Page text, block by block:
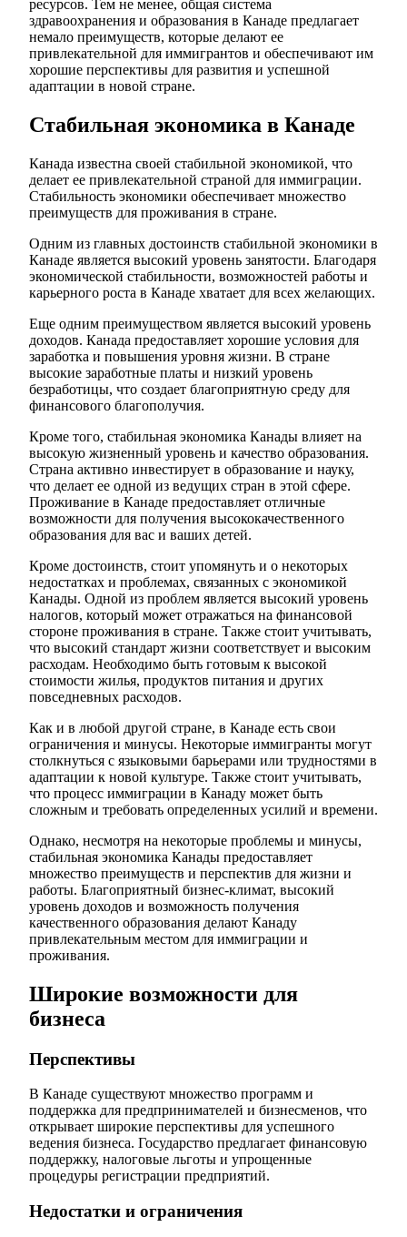
ресурсов. Тем не менее, общая система
здравоохранения и образования в Канаде предлагает
немало преимуществ, которые делают ее
привлекательной для иммигрантов и обеспечивают им
хорошие перспективы для развития и успешной
адаптации в новой стране.
Стабильная экономика в Канаде
Канада известна своей стабильной экономикой, что
делает ее привлекательной страной для иммиграции.
Стабильность экономики обеспечивает множество
преимуществ для проживания в стране.
Одним из главных достоинств стабильной экономики в
Канаде является высокий уровень занятости. Благодаря
экономической стабильности, возможностей работы и
карьерного роста в Канаде хватает для всех желающих.
Еще одним преимуществом является высокий уровень
доходов. Канада предоставляет хорошие условия для
заработка и повышения уровня жизни. В стране
высокие заработные платы и низкий уровень
безработицы, что создает благоприятную среду для
финансового благополучия.
Кроме того, стабильная экономика Канады влияет на
высокую жизненный уровень и качество образования.
Страна активно инвестирует в образование и науку,
что делает ее одной из ведущих стран в этой сфере.
Проживание в Канаде предоставляет отличные
возможности для получения высококачественного
образования для вас и ваших детей.
Кроме достоинств, стоит упомянуть и о некоторых
недостатках и проблемах, связанных с экономикой
Канады. Одной из проблем является высокий уровень
налогов, который может отражаться на финансовой
стороне проживания в стране. Также стоит учитывать,
что высокий стандарт жизни соответствует и высоким
расходам. Необходимо быть готовым к высокой
стоимости жилья, продуктов питания и других
повседневных расходов.
Как и в любой другой стране, в Канаде есть свои
ограничения и минусы. Некоторые иммигранты могут
столкнуться с языковыми барьерами или трудностями в
адаптации к новой культуре. Также стоит учитывать,
что процесс иммиграции в Канаду может быть
сложным и требовать определенных усилий и времени.
Однако, несмотря на некоторые проблемы и минусы,
стабильная экономика Канады предоставляет
множество преимуществ и перспектив для жизни и
работы. Благоприятный бизнес-климат, высокий
уровень доходов и возможность получения
качественного образования делают Канаду
привлекательным местом для иммиграции и
проживания.
Широкие возможности для
бизнеса
Перспективы
В Канаде существуют множество программ и
поддержка для предпринимателей и бизнесменов, что
открывает широкие перспективы для успешного
ведения бизнеса. Государство предлагает финансовую
поддержку, налоговые льготы и упрощенные
процедуры регистрации предприятий.
Недостатки и ограничения